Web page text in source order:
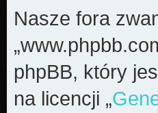
Nasze fora
phpBB, który
na licencji „